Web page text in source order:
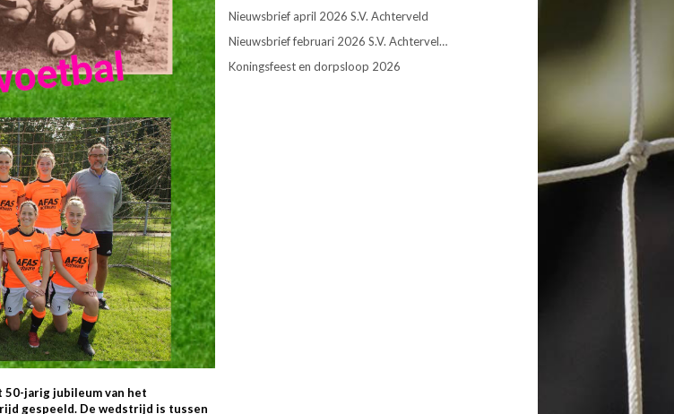
jarig jubileum van het
gespeeld. De wedstrijd is tussen
Nieuwsbrief april 2026 S.V. Achterveld
Nieuwsbrief februari 2026 S.V. Achtervel…
Koningsfeest en dorpsloop 2026